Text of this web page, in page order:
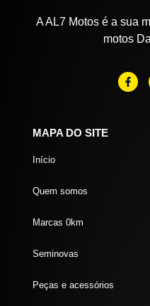
A AL7 Motos é a sua
motos
MAPA DO SITE
Início
Quem somos
Marcas 0km
Seminovas
Peças e acessórios